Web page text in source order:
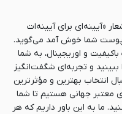
«آیینه‌ای برای آیینه‌ات
پوست شما خوش آمد می‌گوید.
و اوریجینال، به شما
و تجربه‌ای شگفت‌انگیز
انتخاب بهترین و مؤثرترین
معتبر جهانی هستیم تا شما
ما به این باور داریم که هر